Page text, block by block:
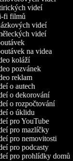
videí
fi filmů
videí
videí
na videa
koláží
pozvánek
reklam
o autech
o dekorování
o rozpočtování
o úklidu
pro YouTube
pro mazlíčky
pro nemovitosti
pro podcasty
pro prohlídky domů